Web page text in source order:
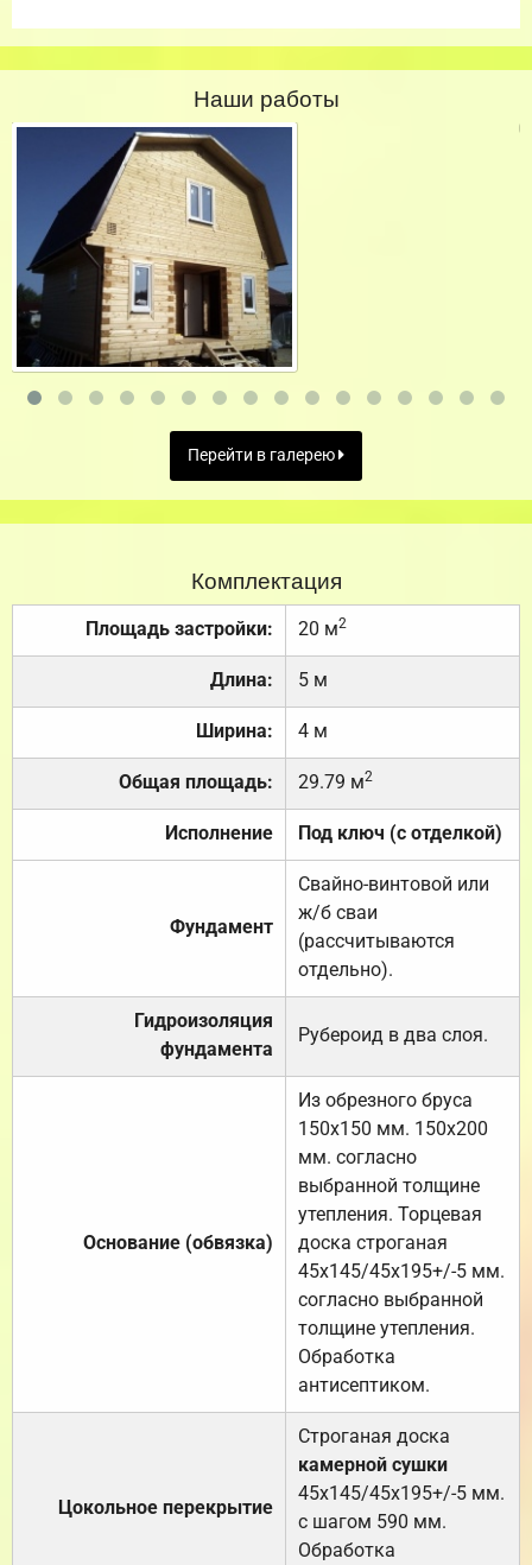
Наши работы
Перейти в галерею
Комплектация
Площадь застройки: 20 м2
Длина: 5 м
Ширина: 4 м
Общая площадь: 29.79 м2
Исполнение Под ключ (с отделкой)
Фундамент
Свайно-винтовой или
ж/б сваи
(рассчитываются
отдельно).
Гидроизоляция
фундамента
Рубероид в два слоя.
Основание (обвязка)
Из обрезного бруса
150х150 мм. 150х200
мм. согласно
выбранной толщине
утепления. Торцевая
доска строганая
45х145/45х195+/-5 мм.
согласно выбранной
толщине утепления.
Обработка
антисептиком.
Цокольное перекрытие
Строганая доска
камерной сушки
45х145/45х195+/-5 мм.
с шагом 590 мм.
Обработка